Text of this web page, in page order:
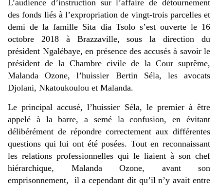
L’audience d’instruction sur l’affaire de détournement
des fonds liés à l’expropriation de vingt-trois parcelles et
demi de la famille Sita dia Tsolo s’est ouverte le 16
octobre 2018 à Brazzaville, sous la direction du
président Ngalébaye, en présence des accusés à savoir le
président de la Chambre civile de la Cour suprême,
Malanda Ozone, l’huissier Bertin Séla, les avocats
Djolani, Nkatoukoulou et Malanda.
Le principal accusé, l’huissier Séla, le premier à être
appelé à la barre, a semé la confusion, en évitant
délibérément de répondre correctement aux différentes
questions qui lui ont été posées. Tout en reconnaissant
les relations professionnelles qui le liaient à son chef
hiérarchique, Malanda Ozone, avant son
emprisonnement, il a cependant dit qu’il n’y avait entre